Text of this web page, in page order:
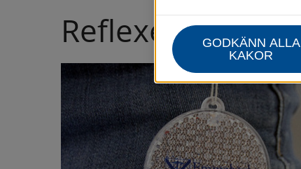
Reflexer
GODKÄNN ALLA
KAKOR